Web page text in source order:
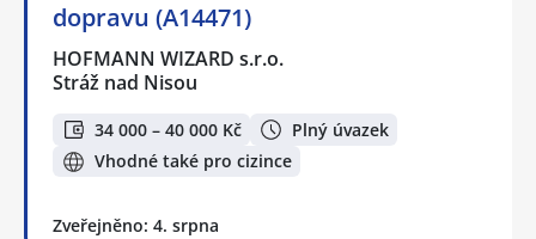
dopravu (A14471)
HOFMANN WIZARD s.r.o.
Stráž nad Nisou
34 000 – 40 000 Kč
Plný úvazek
Vhodné také pro cizince
Zveřejněno: 4. srpna